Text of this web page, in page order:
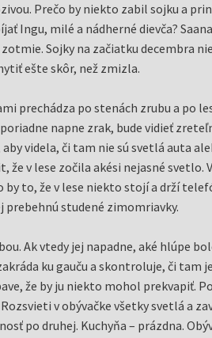
Prečo by niekto zabil sojku a
Ingu, milé a nádherné dievča?
Sojky na začiatku decembra
ešte skôr, než zmizla.
prechádza po stenách zrubu a po
napne zrak, bude vidieť
videla, či tam nie sú svetlá auta
že v lese zočila akési nejasné svetlo.
to, že v lese niekto stojí a drží
studené zimomriavky.
Ak vtedy jej napadne, aké hlúpe
ku gauču a skontroluje, či tam
že by ju niekto mohol prekvapiť.
v obývačke všetky svetlá a
po druhej. Kuchyňa – prázdna.